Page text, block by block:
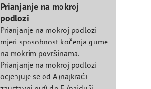
Prianjanje na mokroj
podlozi
Prianjanje na mokroj podlozi
mjeri sposobnost kočenja gume
na mokrim površinama.
Prianjanje na mokroj podlozi
ocjenjuje se od A (najkraći